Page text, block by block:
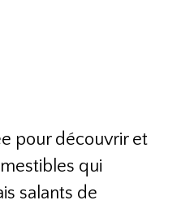
pour découvrir et
qui
salants de